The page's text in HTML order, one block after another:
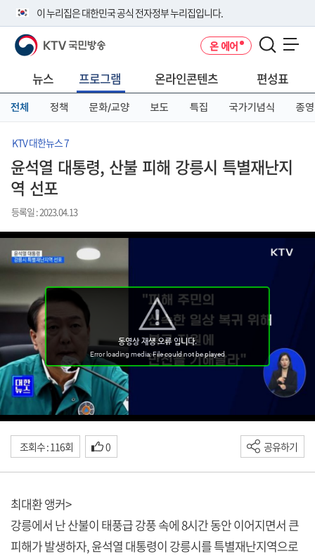
이 누리집은 대한민국 공식 전자정부 누리집입니다.
공식 누리집 주소 확인하기
니다.
이밖에 or.kr 또는 .kr등 다른 도메인 주소를 사용하고 있다면 아래 URL에
서 도메인 주소를 확인해 보세요
KTV 국민방송 온 에어
뉴스 프로그램 온라인콘텐츠 편성표
전체 정책 문화/교양 보도 특집 국가기념식 종영
KTV 대한뉴스 7
윤석열 대통령, 산불 피해 강릉시 특별재난지
역 선포
등록일 : 2023.04.13
조회수 : 116회 0 공유하기
최대환 앵커>
강릉에서 난 산불이 태풍급 강풍 속에 8시간 동안 이어지면서 큰
피해가 발생하자, 윤석열 대통령이 강릉시를 특별재난지역으로